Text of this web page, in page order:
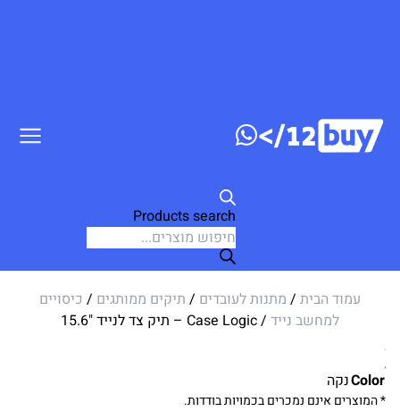
Products search
עמוד הבית / מתנות לעובדים / תיקים ממותגים / כיסויים
למחשב נייד / Case Logic – תיק צד לנייד "15.6
Colorנקה
* המוצרים אינם נמכרים בכמויות בודדות.